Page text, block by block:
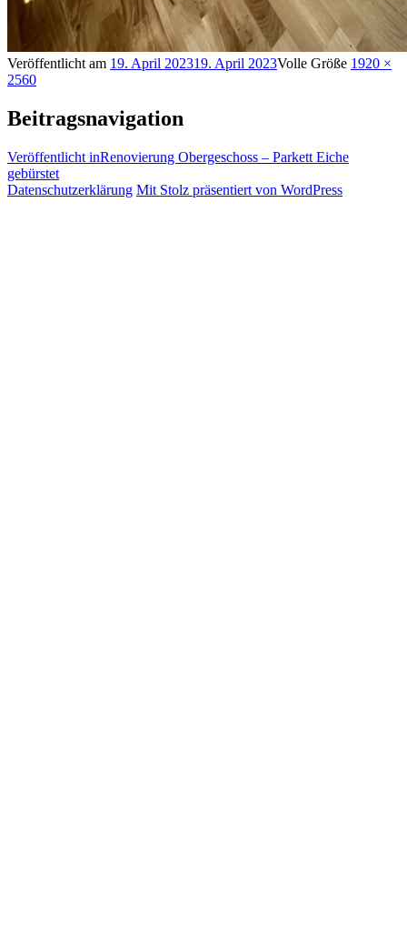
Veröffentlicht am 19. April 202319. April 2023Volle Größe 1920 ×
2560
Beitragsnavigation
Veröffentlicht inRenovierung Obergeschoss – Parkett Eiche
gebürstet
Datenschutzerklärung Mit Stolz präsentiert von WordPress